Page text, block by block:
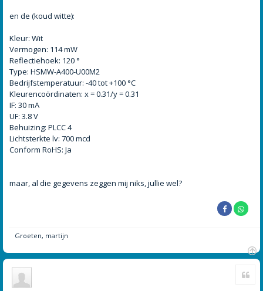
en de (koud witte):
Kleur: Wit
Vermogen: 114 mW
Reflectiehoek: 120 °
Type: HSMW-A400-U00M2
Bedrijfstemperatuur: -40 tot +100 °C
Kleurencoördinaten: x = 0.31/y = 0.31
IF: 30 mA
UF: 3.8 V
Behuizing: PLCC 4
Lichtsterkte lv: 700 mcd
Conform RoHS: Ja
maar, al die gegevens zeggen mij niks, jullie wel?
Groeten, martijn
O